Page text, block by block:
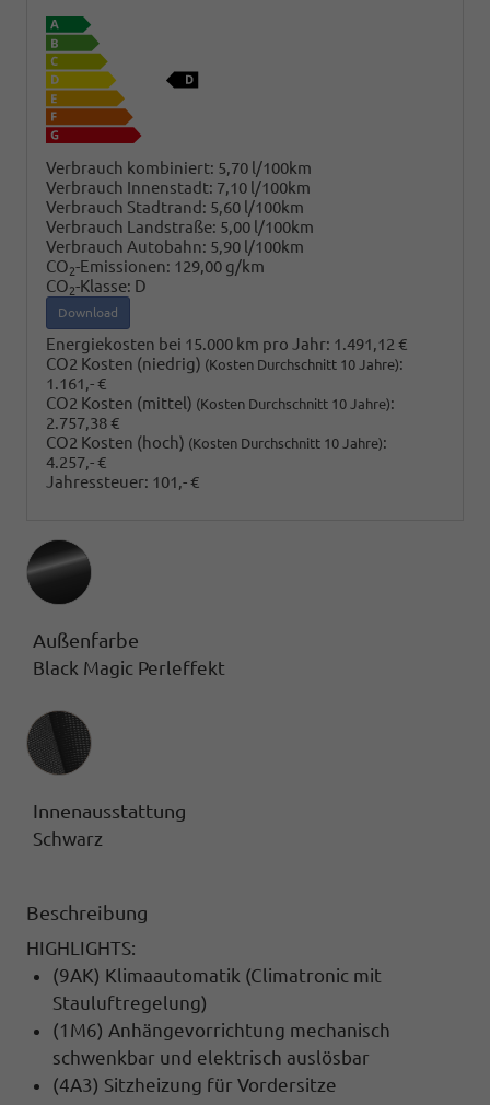
Verbrauch kombiniert: 5,70 l/100km
Verbrauch Innenstadt: 7,10 l/100km
Verbrauch Stadtrand: 5,60 l/100km
Verbrauch Landstraße: 5,00 l/100km
Verbrauch Autobahn: 5,90 l/100km
CO2-Emissionen: 129,00 g/km
CO2-Klasse: D
Download
Energiekosten bei 15.000 km pro Jahr: 1.491,12 €
CO2 Kosten (niedrig) (Kosten Durchschnitt 10 Jahre):
1.161,- €
CO2 Kosten (mittel) (Kosten Durchschnitt 10 Jahre):
2.757,38 €
CO2 Kosten (hoch) (Kosten Durchschnitt 10 Jahre):
4.257,- €
Jahressteuer: 101,- €
Außenfarbe
Black Magic Perleffekt
Innenausstattung
Innenausstattung
Schwarz
Beschreibung
HIGHLIGHTS:
(9AK) Klimaautomatik (Climatronic mit
Stauluftregelung)
(1M6) Anhängevorrichtung mechanisch
schwenkbar und elektrisch auslösbar
(4A3) Sitzheizung für Vordersitze